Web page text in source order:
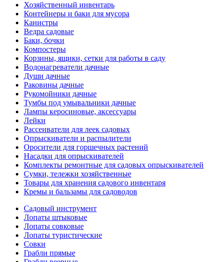
Хозяйственный инвентарь
Контейнеры и баки для мусора
Канистры
Ведра садовые
Баки, бочки
Компостеры
Корзины, ящики, сетки для работы в саду
Водонагреватели дачные
Души дачные
Раковины дачные
Рукомойники дачные
Тумбы под умывальники дачные
Лампы керосиновые, аксессуары
Лейки
Рассеиватели для леек садовых
Опрыскиватели и распылители
Оросители для горшечных растений
Насадки для опрыскивателей
Комплекты ремонтные для садовых опрыскивателей
Сумки, тележки хозяйственные
Товары для хранения садового инвентаря
Кремы и бальзамы для садоводов
Садовый инструмент
Лопаты штыковые
Лопаты совковые
Лопаты туристические
Совки
Грабли прямые